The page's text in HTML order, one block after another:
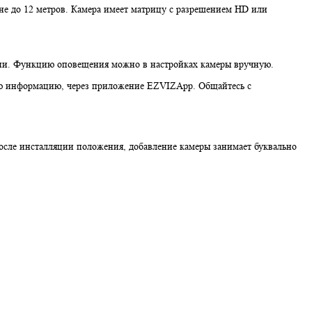
до 12 метров. Камера имеет матрицу с разрешением HD или
Функцию оповещения можно в настройках камеры вручную.
информацию, через приложение EZVIZApp. Общайтесь с
инсталляции положения, добавление камеры занимает буквально